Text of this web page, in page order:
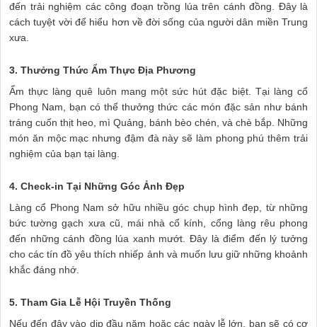
đến trải nghiệm các công đoạn trồng lúa trên cánh đồng. Đây là
cách tuyệt vời để hiểu hơn về đời sống của người dân miền Trung
xưa.
3. Thưởng Thức Ẩm Thực Địa Phương
Ẩm thực làng quê luôn mang một sức hút đặc biệt. Tại làng cổ
Phong Nam, bạn có thể thưởng thức các món đặc sản như bánh
tráng cuốn thịt heo, mì Quảng, bánh bèo chén, và chè bắp. Những
món ăn mộc mạc nhưng đậm đà này sẽ làm phong phú thêm trải
nghiệm của bạn tại làng.
4. Check-in Tại Những Góc Ảnh Đẹp
Làng cổ Phong Nam sở hữu nhiều góc chụp hình đẹp, từ những
bức tường gạch xưa cũ, mái nhà cổ kính, cổng làng rêu phong
đến những cánh đồng lúa xanh mướt. Đây là điểm đến lý tưởng
cho các tín đồ yêu thích nhiếp ảnh và muốn lưu giữ những khoảnh
khắc đáng nhớ.
5. Tham Gia Lễ Hội Truyền Thống
Nếu đến đây vào dịp đầu năm hoặc các ngày lễ lớn, bạn sẽ có cơ